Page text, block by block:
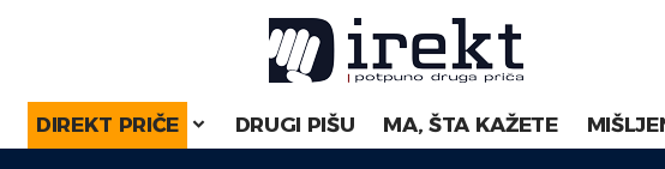
DIREKT PRIČE DRUGI PIŠU MA, ŠTA KAŽETE